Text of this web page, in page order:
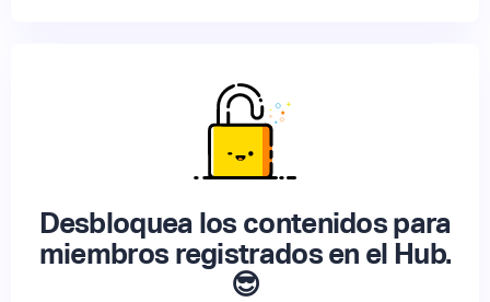
Desbloquea los contenidos para
miembros registrados en el Hub.
😎